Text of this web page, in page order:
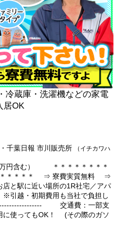
冷蔵庫・洗濯機などの家電
居OK
千葉日報 市川販売所
（イチカワハ
万円含む） ＊＊＊＊＊＊＊＊
＊＊＊＊ ⇒ 寮費実質無料 ⇒
と駅に近い場所の1R社宅／アパ
引越・初期費用も当社で負担し
交通費：一部支
使ってもOK！ (その際のガソ